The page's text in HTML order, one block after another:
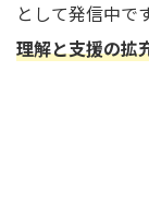
として発信中です
理解と支援の拡